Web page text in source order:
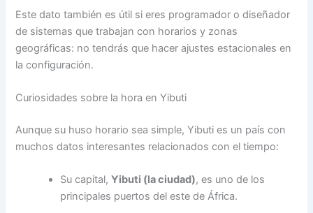
Este dato también es útil si eres programador o diseñador
de sistemas que trabajan con horarios y zonas
geográficas: no tendrás que hacer ajustes estacionales en
la configuración.
Curiosidades sobre la hora en Yibuti
Aunque su huso horario sea simple, Yibuti es un país con
muchos datos interesantes relacionados con el tiempo:
Su capital,Yibuti (la ciudad), es uno de los
principales puertos del este de África.